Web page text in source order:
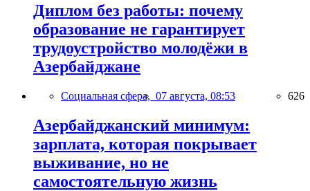
Диплом без работы: почему
образование не гарантирует
трудоустройство молодёжи в
Азербайджане
Социальная сфера, 07 августа, 08:53 626
Азербайджанский минимум:
зарплата, которая покрывает
выживание, но не
самостоятельную жизнь